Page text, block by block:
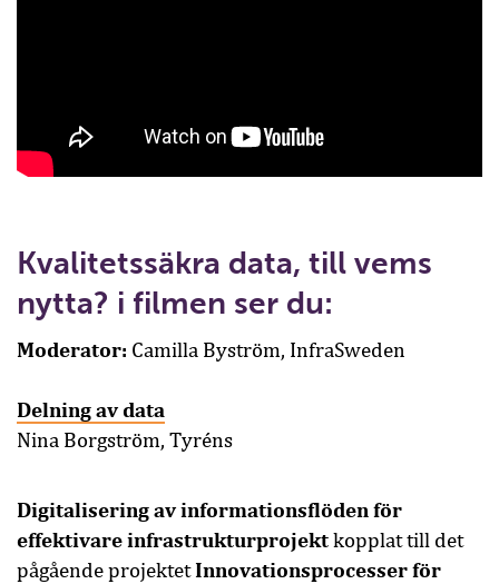
Kvalitetssäkra data, till vems
nytta? i filmen ser du:
Moderator: Camilla Byström, InfraSweden
Delning av data
Nina Borgström, Tyréns
Digitalisering av informationsflöden för
effektivare infrastrukturprojektkopplat till det
pågående projektetInnovationsprocesser för